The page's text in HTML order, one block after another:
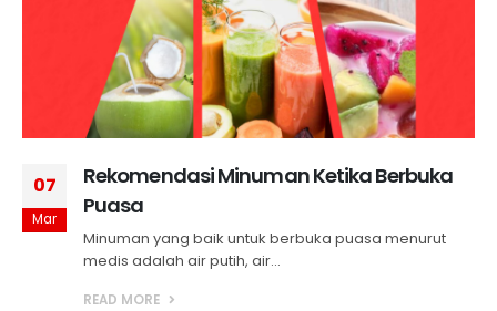
07
Mar
Rekomendasi Minuman Ketika Berbuka
Puasa
Minuman yang baik untuk berbuka puasa menurut
medis adalah air putih, air...
READ MORE